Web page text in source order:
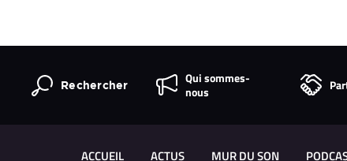
Rechercher
Qui sommes-
nous
ACCUEIL ACTUS MUR DU SON